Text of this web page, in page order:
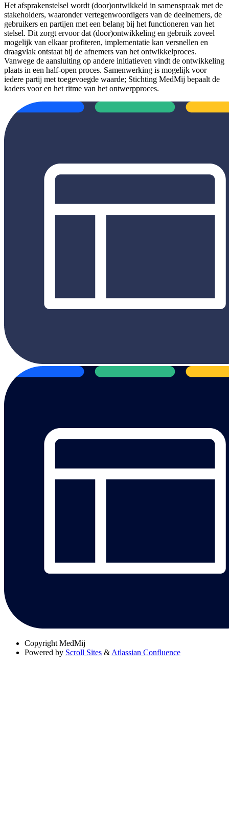
Het afsprakenstelsel wordt (door)ontwikkeld in samenspraak met de
stakeholders, waaronder vertegenwoordigers van de deelnemers, de
gebruikers en partijen met een belang bij het functioneren van het
stelsel. Dit zorgt ervoor dat (door)ontwikkeling en gebruik zoveel
mogelijk van elkaar profiteren, implementatie kan versnellen en
draagvlak ontstaat bij de afnemers van het ontwikkelproces.
Vanwege de aansluiting op andere initiatieven vindt de ontwikkeling
plaats in een half-open proces. Samenwerking is mogelijk voor
iedere partij met toegevoegde waarde; Stichting MedMij bepaalt de
kaders voor en het ritme van het ontwerpproces.
Copyright MedMij
Powered by Scroll Sites & Atlassian Confluence